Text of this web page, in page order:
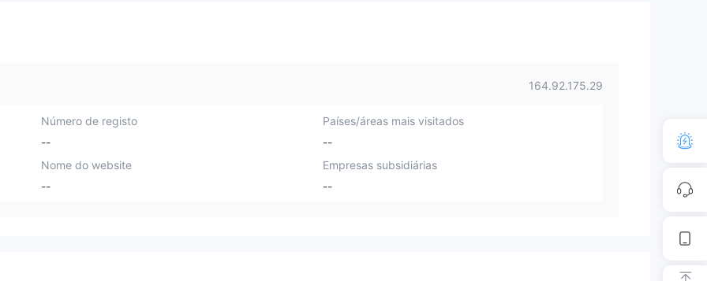
164.92.175.29
Número de registo
--
Países/áreas mais visitados
--
Nome do website
--
Empresas subsidiárias
--